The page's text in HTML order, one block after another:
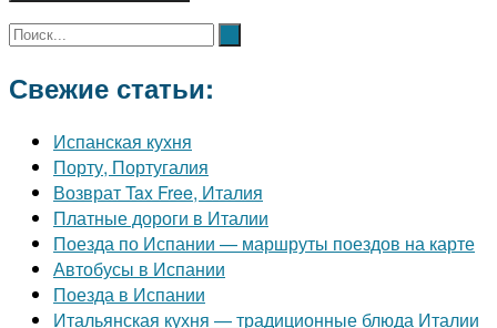
Свежие статьи:
Испанская кухня
Порту, Португалия
Возврат Tax Free, Италия
Платные дороги в Италии
Поезда по Испании — маршруты поездов на карте
Автобусы в Испании
Поезда в Испании
Итальянская кухня — традиционные блюда Италии